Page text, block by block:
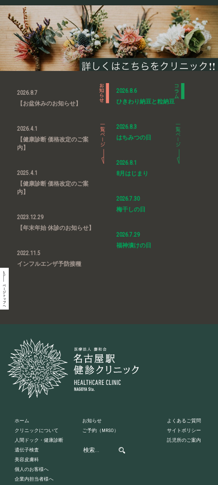
2026.8.7
【お盆休みのお知らせ】
2026.4.1
【健康診断 価格改定のご案
内】
2025.4.1
【健康診断 価格改定のご案
内】
2023.12.29
【年末年始 休診のお知らせ】
2022.11.5
インフルエンザ予防接種
2026.8.6
ひきわり納豆と粒納豆
2026.8.3
はちみつの日
2026.8.1
8月はじまり
2026.7.30
梅干しの日
2026.7.29
福神漬けの日
ホーム
クリニックについて
人間ドック・健康診断
遺伝子検査
美容皮膚科
個人のお客様へ
企業内担当者様へ
お知らせ
ご予約 （MRSO）
よくあるご質問
サイトポリシー
託児所のご案内